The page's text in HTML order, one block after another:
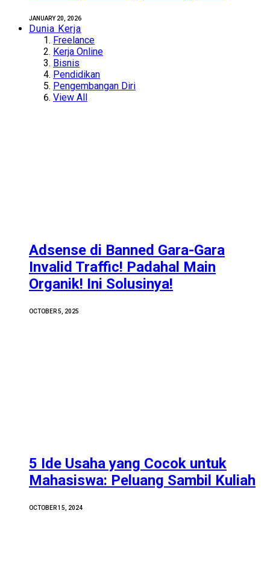
JANUARY 20, 2026
Dunia Kerja
Freelance
Kerja Online
Bisnis
Pendidikan
Pengembangan Diri
View All
Adsense di Banned Gara-Gara
Invalid Traffic! Padahal Main
Organik! Ini Solusinya!
OCTOBER 5, 2025
5 Ide Usaha yang Cocok untuk
Mahasiswa: Peluang Sambil Kuliah
OCTOBER 15, 2024